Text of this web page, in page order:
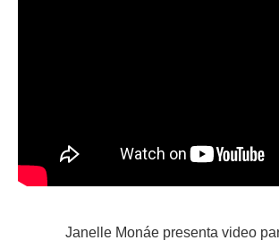
Janelle Monáe presenta video